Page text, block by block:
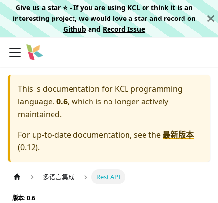
Give us a star ⭐️ - If you are using KCL or think it is an
interesting project, we would love a star and record on
Githuband Record Issue
This is documentation for KCL programming
language. 0.6, which is no longer actively
maintained.
For up-to-date documentation, see the最新版本
(0.12).
多语言集成 Rest API
版本: 0.6